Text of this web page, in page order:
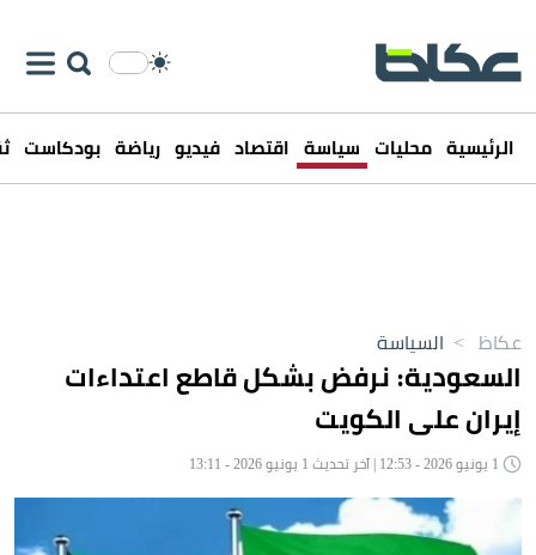
الرئيسية محليات سياسة اقتصاد فيديو رياضة بودكاست
عكاظ > السياسة
السعودية: نرفض بشكل قاطع اعتداءات
إيران على الكويت